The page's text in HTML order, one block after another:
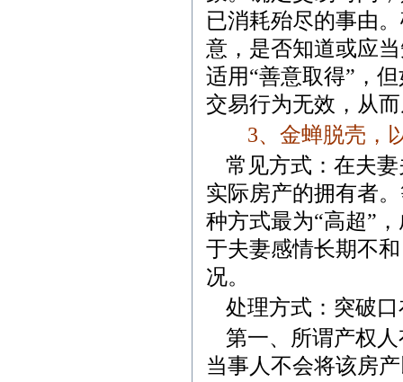
已消耗殆尽的事由
意，是否知道或应
适用“善意取得”，
交易行为无效，从
3、金蝉脱壳，
常见方式：在夫
实际房产的拥有者
种方式最为“高超”
于夫妻感情长期不
况。
处理方式：突破
第一、所谓产权
当事人不会将该房